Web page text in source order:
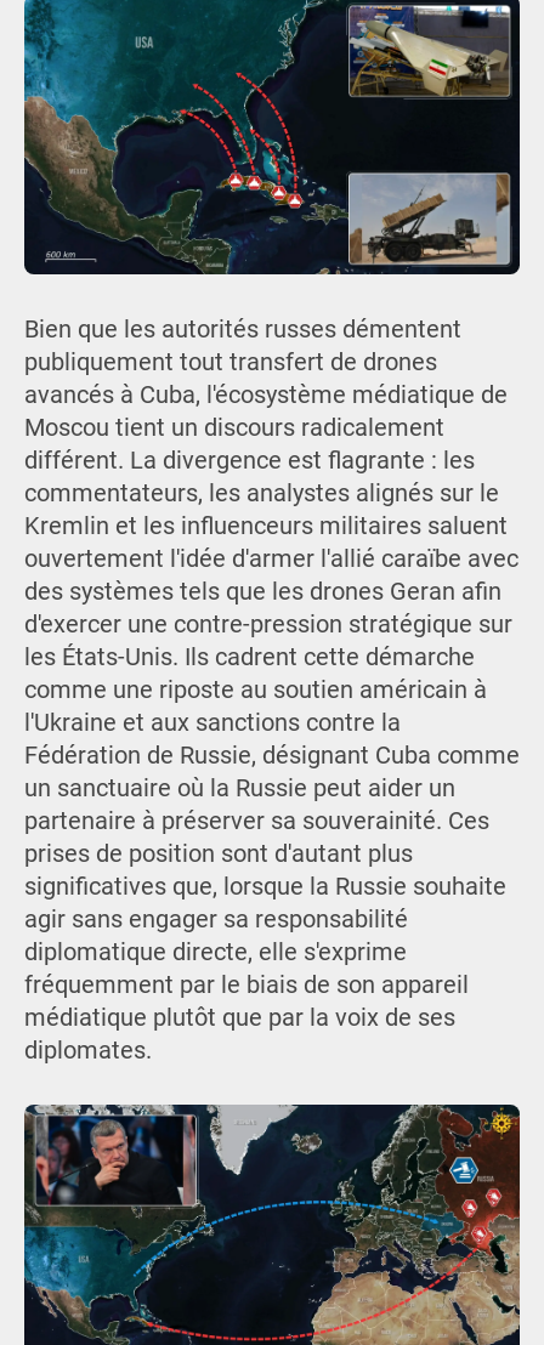
Bien que les autorités russes démentent
publiquement tout transfert de drones
avancés à Cuba, l'écosystème médiatique de
Moscou tient un discours radicalement
différent. La divergence est flagrante : les
commentateurs, les analystes alignés sur le
Kremlin et les influenceurs militaires saluent
ouvertement l'idée d'armer l'allié caraïbe avec
des systèmes tels que les drones Geran afin
d'exercer une contre-pression stratégique sur
les États-Unis. Ils cadrent cette démarche
comme une riposte au soutien américain à
l'Ukraine et aux sanctions contre la
Fédération de Russie, désignant Cuba comme
un sanctuaire où la Russie peut aider un
partenaire à préserver sa souverainité. Ces
prises de position sont d'autant plus
significatives que, lorsque la Russie souhaite
agir sans engager sa responsabilité
diplomatique directe, elle s'exprime
fréquemment par le biais de son appareil
médiatique plutôt que par la voix de ses
diplomates.